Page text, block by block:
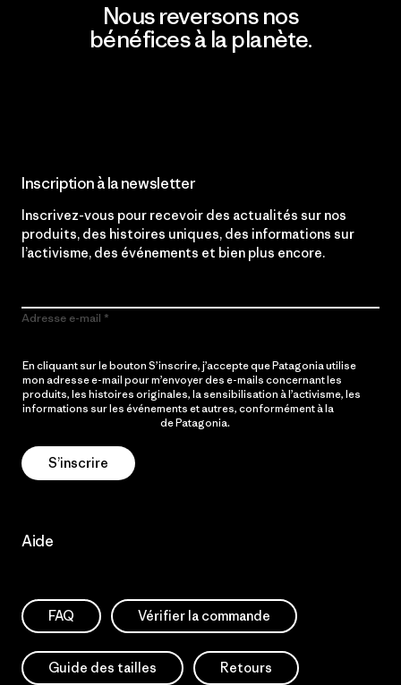
Nous reversons nos
bénéfices à la planète.
Inscription à la newsletter
Inscrivez-vous pour recevoir des actualités sur nos
produits, des histoires uniques, des informations sur
l’activisme, des événements et bien plus encore.
Adresse e-mail
En cliquant sur le bouton S’inscrire, j’accepte que Patagonia utilise
mon adresse e-mail pour m’envoyer des e-mails concernant les
produits, les histoires originales, la sensibilisation à l’activisme, les
informations sur les événements et autres, conformément à la
de Patagonia.
S’inscrire
Aide
FAQ Vérifier la commande
Guide des tailles Retours